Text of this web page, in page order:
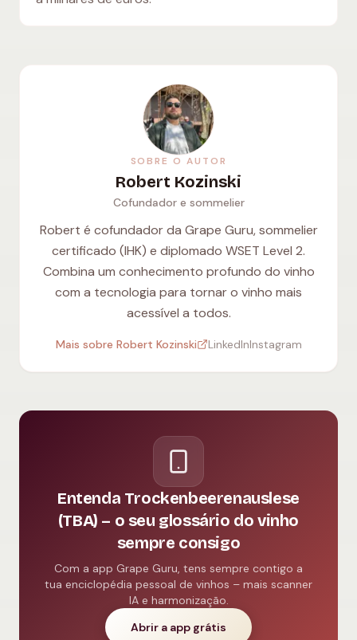
SOBRE O AUTOR
Robert Kozinski
Cofundador e sommelier
Robert é cofundador da Grape Guru, sommelier
certificado (IHK) e diplomado WSET Level 2.
Combina um conhecimento profundo do vinho
com a tecnologia para tornar o vinho mais
acessível a todos.
Mais sobre Robert Kozinski LinkedInInstagram
Entenda Trockenbeerenauslese
(TBA) – o seu glossário do vinho
sempre consigo
Com a app Grape Guru, tens sempre contigo a
tua enciclopédia pessoal de vinhos – mais scanner
IA e harmonização.
Abrir a app grátis